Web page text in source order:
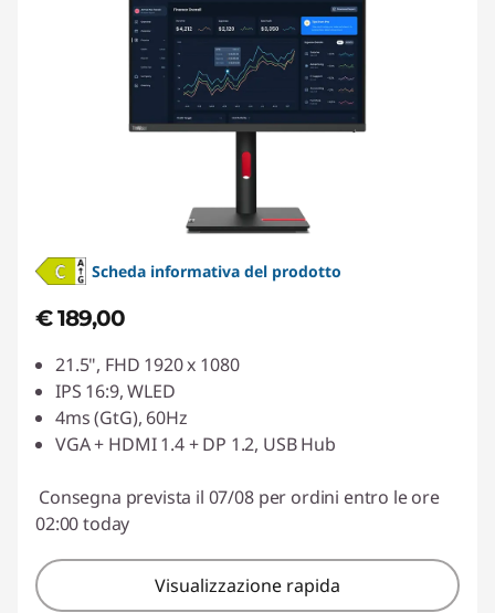
Scheda informativa del prodotto
€ 189,00
21.5", FHD 1920 x 1080
IPS 16:9, WLED
4ms (GtG), 60Hz
VGA + HDMI 1.4 + DP 1.2, USB Hub
Consegna prevista il 07/08 per ordini entro le ore
02:00 today
Visualizzazione rapida